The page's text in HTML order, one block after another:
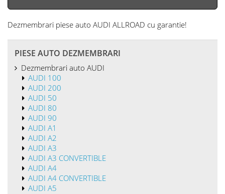
Trager AUDI ALLROAD second hand
Grupa piese: Caroserie fata